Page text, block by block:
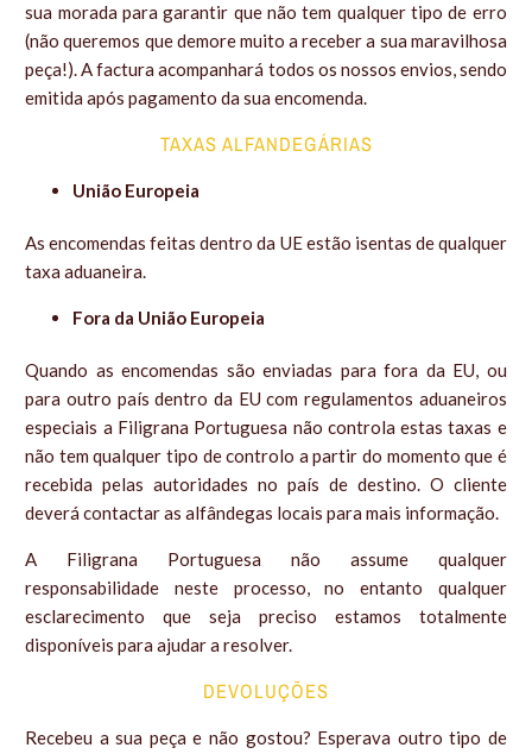
sua morada para garantir que não tem qualquer tipo de erro
(não queremos que demore muito a receber a sua maravilhosa
peça!). A factura acompanhará todos os nossos envios, sendo
emitida após pagamento da sua encomenda.
TAXAS ALFANDEGÁRIAS
União Europeia
As encomendas feitas dentro da UE estão isentas de qualquer
taxa aduaneira.
Fora da União Europeia
Quando as encomendas são enviadas para fora da EU, ou
para outro país dentro da EU com regulamentos aduaneiros
especiais a Filigrana Portuguesa não controla estas taxas e
não tem qualquer tipo de controlo a partir do momento que é
recebida pelas autoridades no país de destino. O cliente
deverá contactar as alfândegas locais para mais informação.
A Filigrana Portuguesa não assume qualquer
responsabilidade neste processo, no entanto qualquer
esclarecimento que seja preciso estamos totalmente
disponíveis para ajudar a resolver.
DEVOLUÇÕES
Recebeu a sua peça e não gostou? Esperava outro tipo de